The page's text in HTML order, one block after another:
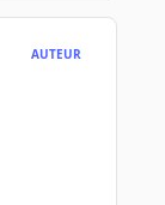
AUTEUR